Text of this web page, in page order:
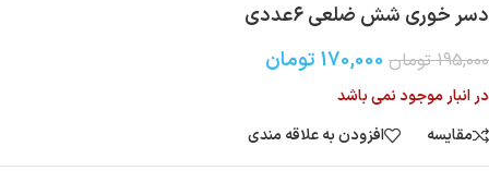
دسر خوری شش ضلعی ۶عددی
195,000 تومان 170,000 تومان
در انبار موجود نمی باشد
مقایسه
افزودن به علاقه مندی